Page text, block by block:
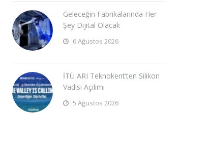
Geleceğin Fabrikalarında Her
Şey Dijital Olacak
6 Ağustos 2026
İTÜ ARI Teknokent’ten Silikon
Vadisi Açılımı
5 Ağustos 2026